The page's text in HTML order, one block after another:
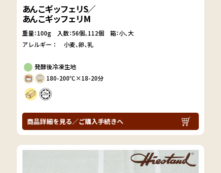
あんこギッフェリS／
あんこギッフェリM
重量：100g
入数：56個、112個 箱：小、大
アレルギー：
小麦 卵 乳
発酵後冷凍生地
180-200℃×18-20分
商品詳細を見る／ご購入手続きへ